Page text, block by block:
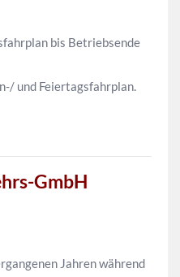
bis Betriebsende
und Feiertagsfahrplan.
GmbH
Jahren während